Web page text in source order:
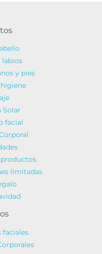
labios
y pies
Solar
facial
limitadas
faciales